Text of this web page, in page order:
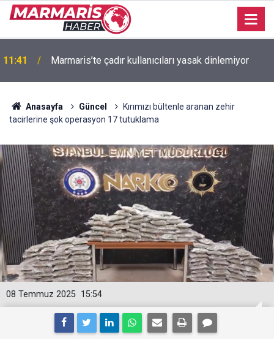
11:41 Marmaris’te çadır kullanıcıları yasak dinlemiyor
11:11
Ortaya Konulamadı”
Anasayfa Güncel
Kırımızı bültenle aranan zehir
tacirlerine şok operasyon 17 tutuklama
15:54
08 Temmuz 2025